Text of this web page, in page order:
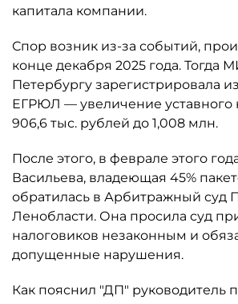
капитала компании.
Спор возник из-за событий,
конце декабря 2025 года.
Петербургу зарегистрировала
ЕГРЮЛ — увеличение уставного
906,6 тыс. рублей до 1,008 млн.
После этого, в феврале этого
Васильева, владеющая 45%
обратилась в Арбитражный суд
Ленобласти. Она просила суд
налоговиков незаконным и
допущенные нарушения.
Как пояснил "ДП" руководитель